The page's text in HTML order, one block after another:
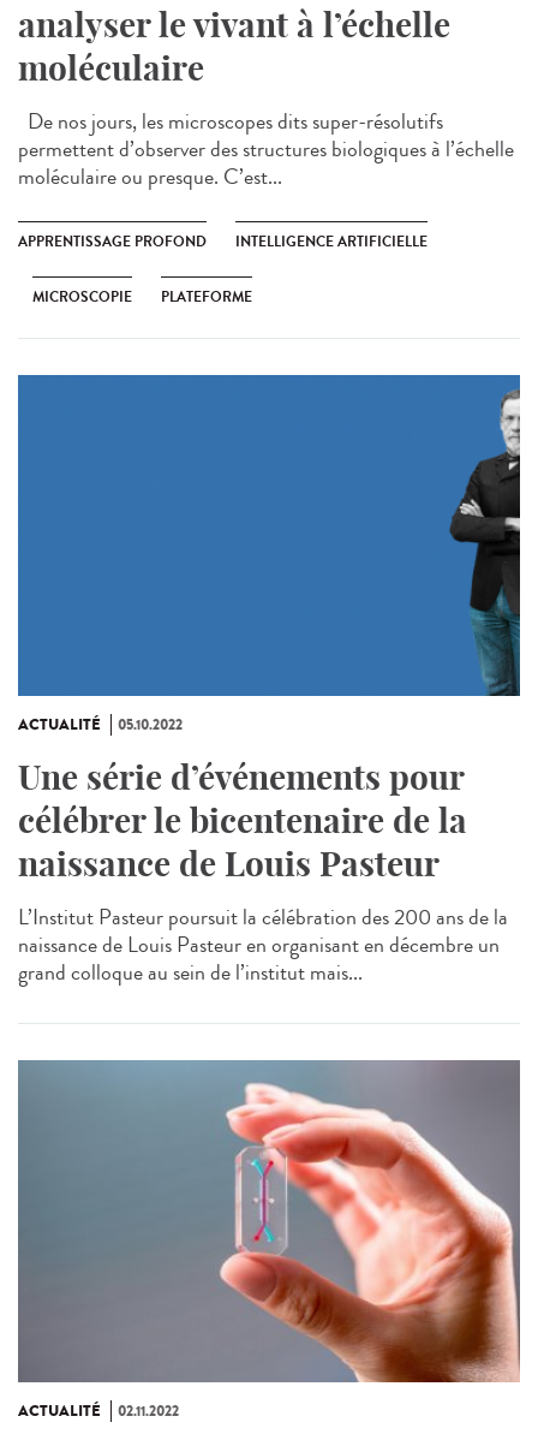
analyser le vivant à l’échelle
moléculaire
De nos jours, les microscopes dits super-résolutifs
permettent d’observer des structures biologiques à l’échelle
moléculaire ou presque. C’est...
APPRENTISSAGE PROFOND INTELLIGENCE ARTIFICIELLE
MICROSCOPIE PLATEFORME
ACTUALITÉ 05.10.2022
Une série d’événements pour
célébrer le bicentenaire de la
naissance de Louis Pasteur
L’Institut Pasteur poursuit la célébration des 200 ans de la
naissance de Louis Pasteur en organisant en décembre un
grand colloque au sein de l’institut mais...
ACTUALITÉ 02.11.2022